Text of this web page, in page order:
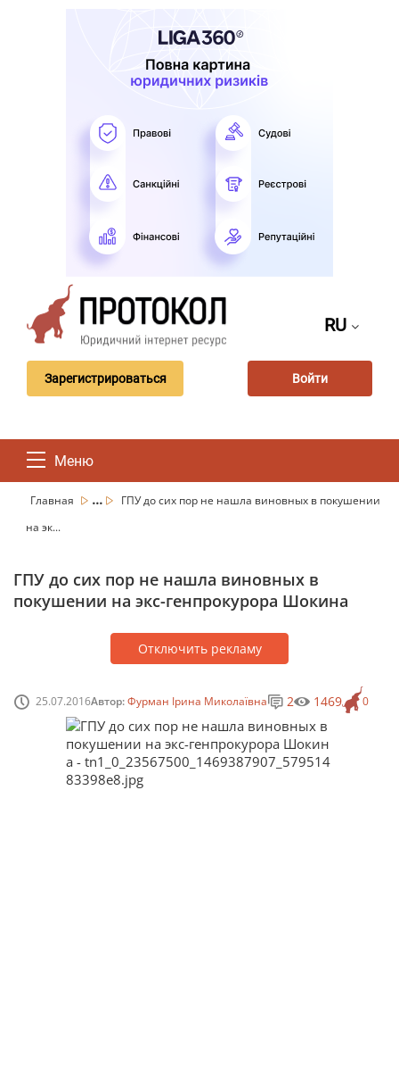
RU
Зарегистрироваться Войти
Меню
Главная ...
ГПУ до сих пор не нашла виновных в покушении
на эк...
ГПУ до сих пор не нашла виновных в
покушении на экс-генпрокурора Шокина
Отключить рекламу
25.07.2016Автор:Фурман Ірина Миколаївна 0
2 1469